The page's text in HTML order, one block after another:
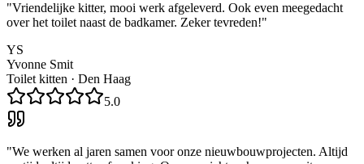
"Vriendelijke kitter, mooi werk afgeleverd. Ook even meegedacht
over het toilet naast de badkamer. Zeker tevreden!"
YS
Yvonne Smit
Toilet kitten · Den Haag
5.0
"We werken al jaren samen voor onze nieuwbouwprojecten. Altijd